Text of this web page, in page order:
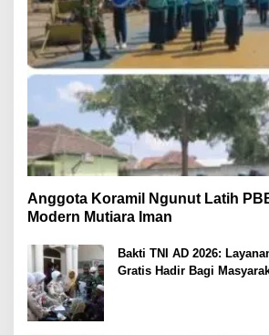
Anggota Koramil Ngunut Latih
Modern Mutiara Iman
Bakti TNI AD 2026:
Gratis Hadir Bagi